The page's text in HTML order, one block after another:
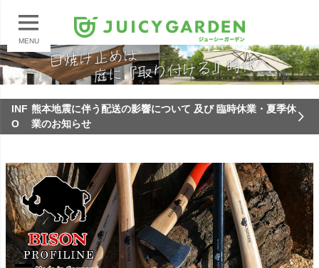
MENU
INF
O
熊本地震に伴う配送の影響について 及び 臨時休業・夏季休
業のお知らせ